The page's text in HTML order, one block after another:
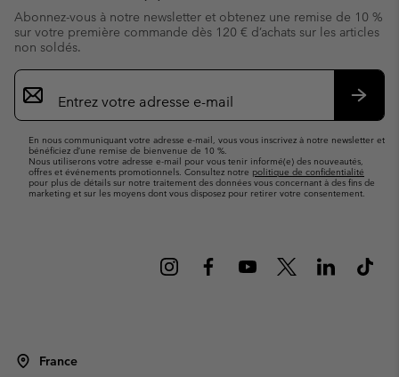
Abonnez-vous à notre newsletter et obtenez une remise de 10 %
sur votre première commande dès 120 € d’achats sur les articles
non soldés.
Inscription
par
e-
En nous communiquant votre adresse e-mail, vous vous inscrivez à notre newsletter et
bénéficiez d’une remise de bienvenue de 10 %.
Nous utiliserons votre adresse e-mail pour vous tenir informé(e) des nouveautés,
offres et événements promotionnels. Consultez notre politique de confidentialité
pour plus de détails sur notre traitement des données vous concernant à des fins de
marketing et sur les moyens dont vous disposez pour retirer votre consentement.
France